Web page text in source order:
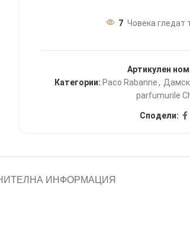
7 Човека гледат
Артикулен
Категории: Paco Rabanne,
parfumurile
Сподели:
ИНФОРМАЦИЯ